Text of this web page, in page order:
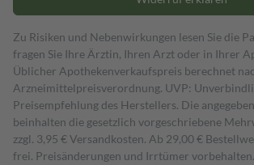
Zu Risiken und Nebenwirkungen lesen Sie die
fragen Sie Ihre Ärztin, Ihren Arzt oder in Ihrer
Üblicher Apothekenverkaufspreis berechnet
Arzneimittelpreisverordnung. UVP:
Preisempfehlung des Herstellers. Die
beinhalten die gesetzlich vorgeschriebene
zzgl. 3,95 € Versandkosten. Ab 29,00 €
frei. Preisänderungen und Irrtümer